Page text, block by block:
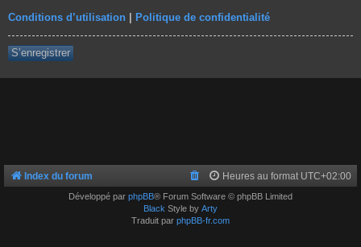
Conditions d’utilisation Politique de confidentialité
S’enregistrer
Index du forum Heures au format UTC+02:00
Développé par phpBB® Forum Software © phpBB Limited
Black Style by Arty
Traduit par phpBB-fr.com